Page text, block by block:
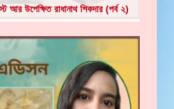
আর উপেক্ষিত রাধানাথ শিকদার (পর্ব ২)